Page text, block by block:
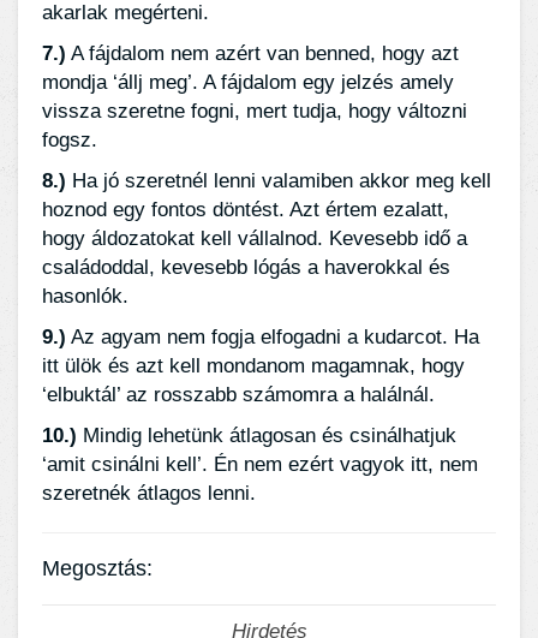
akarlak megérteni.
7.) A fájdalom nem azért van benned, hogy azt
mondja ‘állj meg’. A fájdalom egy jelzés amely
vissza szeretne fogni, mert tudja, hogy változni
fogsz.
8.) Ha jó szeretnél lenni valamiben akkor meg kell
hoznod egy fontos döntést. Azt értem ezalatt,
hogy áldozatokat kell vállalnod. Kevesebb idő a
családoddal, kevesebb lógás a haverokkal és
hasonlók.
9.) Az agyam nem fogja elfogadni a kudarcot. Ha
itt ülök és azt kell mondanom magamnak, hogy
‘elbuktál’ az rosszabb számomra a halálnál.
10.) Mindig lehetünk átlagosan és csinálhatjuk
‘amit csinálni kell’. Én nem ezért vagyok itt, nem
szeretnék átlagos lenni.
Megosztás:
Hirdetés